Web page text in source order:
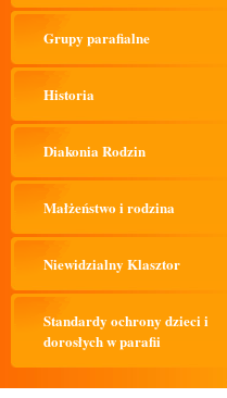
Grupy parafialne
Historia
Diakonia Rodzin
Małżeństwo i rodzina
Niewidzialny Klasztor
Standardy ochrony dzieci i
dorosłych w parafii